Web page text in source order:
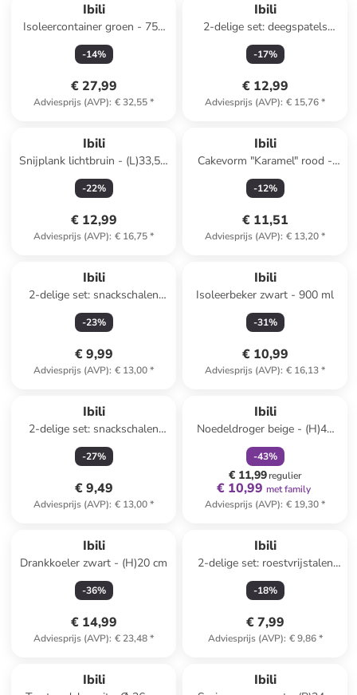
Ibili
Isoleercontainer groen - 750
ml
-14%
€ 27,99
Adviesprijs (AVP): € 32,55*
Ibili
2-delige set: deegspatels
donkerblauw - (H)12 cm
-17%
€ 12,99
Adviesprijs (AVP): € 15,76*
Ibili
Snijplank lichtbruin - (L)33,5 x
(B)27 cm
-22%
€ 12,99
Adviesprijs (AVP): € 16,75*
Ibili
Cakevorm "Karamel" rood -
(B)25 x (H)11 x (D)6,4 cm
-12%
€ 11,51
Adviesprijs (AVP): € 13,20*
Ibili
2-delige set: snackschalen
beige - Ø 15 cm
-23%
€ 9,99
Adviesprijs (AVP): € 13,00*
Ibili
Isoleerbeker zwart - 900 ml
-31%
€ 10,99
Adviesprijs (AVP): € 16,13*
Ibili
2-delige set: snackschalen
rood - Ø 15 cm
-27%
€ 9,49
Adviesprijs (AVP): € 13,00*
Ibili
Noedeldroger beige - (H)42
cm
-43%
€ 11,99regulier
€ 10,99 met family
Adviesprijs (AVP): € 19,30*
Ibili
Drankkoeler zwart - (H)20 cm
-36%
€ 14,99
Adviesprijs (AVP): € 23,48*
Ibili
2-delige set: roestvrijstalen
ijstangen - (L)19 cm
-18%
€ 7,99
Adviesprijs (AVP): € 9,86*
Ibili Ibili